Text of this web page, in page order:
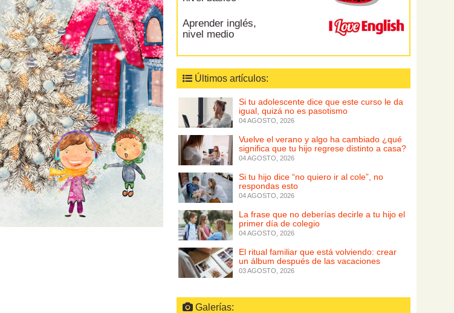
Aprender inglés,
nivel medio
Últimos artículos:
Si tu adolescente dice que este curso le da
igual, quizá no es pasotismo
04 AGOSTO, 2026
Vuelve el verano y algo ha cambiado ¿qué
significa que tu hijo regrese distinto a casa?
04 AGOSTO, 2026
Si tu hijo dice “no quiero ir al cole”, no
respondas esto
04 AGOSTO, 2026
La frase que no deberías decirle a tu hijo el
primer día de colegio
04 AGOSTO, 2026
El ritual familiar que está volviendo: crear
un álbum después de las vacaciones
03 AGOSTO, 2026
Galerías: